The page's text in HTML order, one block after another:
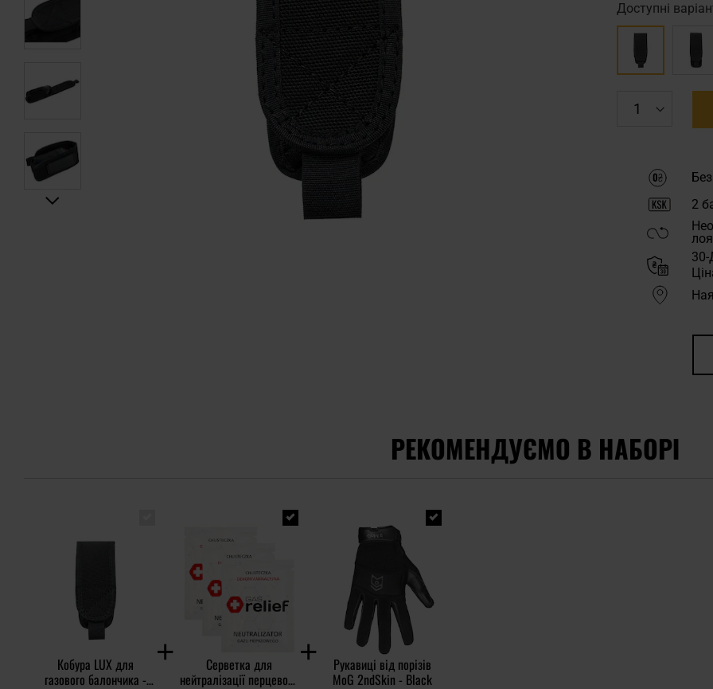
Доступні
2
30-
РЕКОМЕНДУЄМО В НАБОРІ
Кобура LUX для
газового балончика -
Серветка для
нейтралізації перцевого
Рукавиці від порізів
MoG 2ndSkin - Black